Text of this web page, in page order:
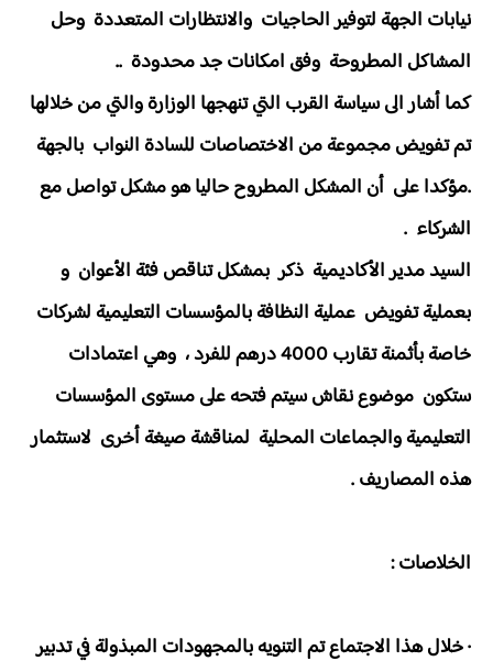
نيابات الجهة لتوفير الحاجيات والانتظارات المتعددة وحل
المشاكل المطروحة وفق امكانات جد محدودة ..
كما أشار الى سياسة القرب التي تنهجها الوزارة والتي من خلالها
تم تفويض مجموعة من الاختصاصات للسادة النواب بالجهة
.مؤكدا على أن المشكل المطروح حاليا هو مشكل تواصل مع
الشركاء .
السيد مدير الأكاديمية ذكر بمشكل تناقص فئة الأعوان و
بعملية تفويض عملية النظافة بالمؤسسات التعليمية لشركات
خاصة بأثمنة تقارب 4000 درهم للفرد ، وهي اعتمادات
ستكون موضوع نقاش سيتم فتحه على مستوى المؤسسات
التعليمية والجماعات المحلية لمناقشة صيغة أخرى لاستثمار
هذه المصاريف .
الخلاصات :
· خلال هذا الاجتماع تم التنويه بالمجهودات المبذولة في تدبير